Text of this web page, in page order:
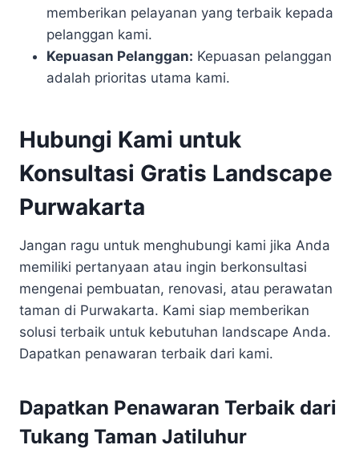
memberikan pelayanan yang terbaik kepada
pelanggan kami.
Kepuasan Pelanggan: Kepuasan pelanggan
adalah prioritas utama kami.
Hubungi Kami untuk
Konsultasi Gratis Landscape
Purwakarta
Jangan ragu untuk menghubungi kami jika Anda
memiliki pertanyaan atau ingin berkonsultasi
mengenai pembuatan, renovasi, atau perawatan
taman di Purwakarta. Kami siap memberikan
solusi terbaik untuk kebutuhan landscape Anda.
Dapatkan penawaran terbaik dari kami.
Dapatkan Penawaran Terbaik dari
Tukang Taman Jatiluhur